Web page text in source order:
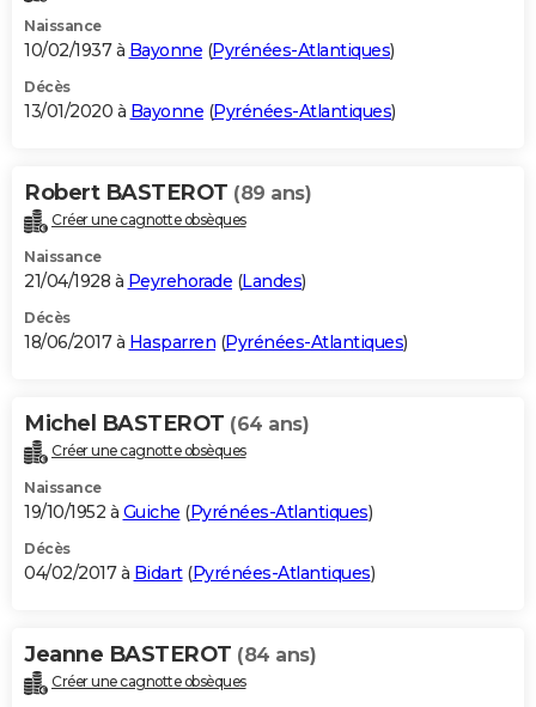
Naissance
10/02/1937 à Bayonne (Pyrénées-Atlantiques)
Décès
13/01/2020 à Bayonne (Pyrénées-Atlantiques)
Robert BASTEROT (89 ans)
Créer une cagnotte obsèques
Naissance
21/04/1928 à Peyrehorade (Landes)
Décès
18/06/2017 à Hasparren (Pyrénées-Atlantiques)
Michel BASTEROT (64 ans)
Créer une cagnotte obsèques
Naissance
19/10/1952 à Guiche (Pyrénées-Atlantiques)
Décès
04/02/2017 à Bidart(Pyrénées-Atlantiques)
Jeanne BASTEROT (84 ans)
Créer une cagnotte obsèques